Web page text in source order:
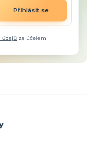
Přihlásit se
údajů za účelem